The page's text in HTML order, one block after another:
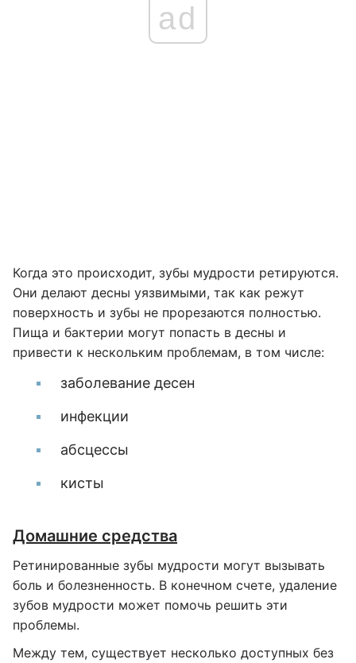
ad
Когда это происходит, зубы мудрости ретируются.
Они делают десны уязвимыми, так как режут
поверхность и зубы не прорезаются полностью.
Пища и бактерии могут попасть в десны и
привести к нескольким проблемам, в том числе:
заболевание десен
инфекции
абсцессы
кисты
Домашние средства
Ретинированные зубы мудрости могут вызывать
боль и болезненность. В конечном счете, удаление
зубов мудрости может помочь решить эти
проблемы.
Между тем, существует несколько доступных без